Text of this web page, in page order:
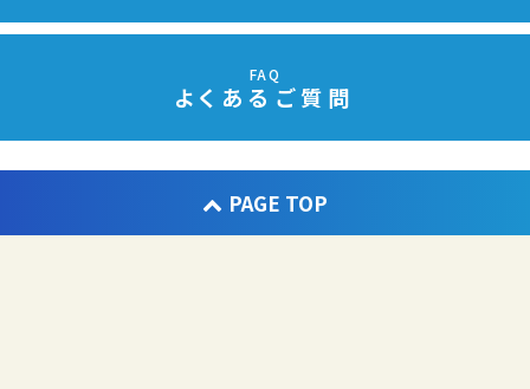
FAQ
よくあるご質問
PAGE TOP